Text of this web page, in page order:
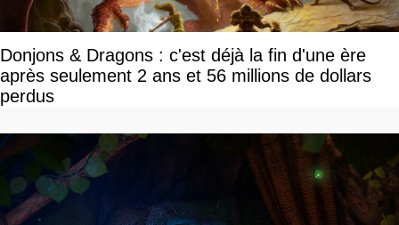
Donjons & Dragons : c'est déjà la fin d'une ère
après seulement 2 ans et 56 millions de dollars
perdus